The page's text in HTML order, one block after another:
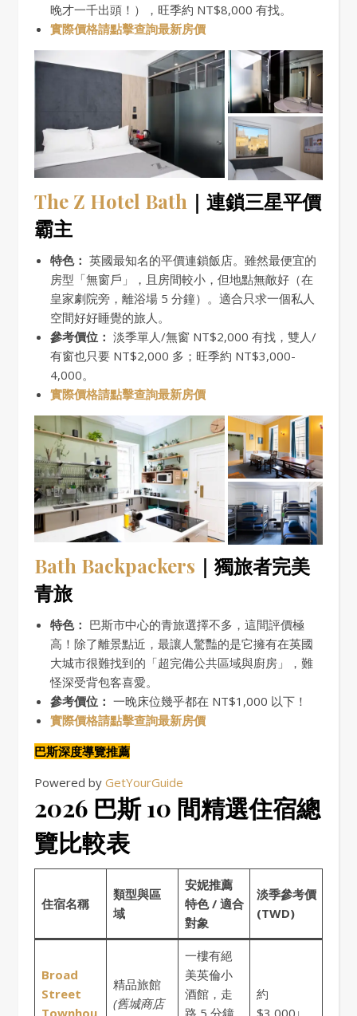
晚才一千出頭！），旺季約 NT$8,000 有找。
實際價格請點擊查詢最新房價
The Z Hotel Bath ｜連鎖三星平價
霸主
特色： 英國最知名的平價連鎖飯店。雖然最便宜的
房型「無窗戶」，且房間較小，但地點無敵好（在
皇家劇院旁，離浴場 5 分鐘）。適合只求一個私人
空間好好睡覺的旅人。
參考價位： 淡季單人/無窗 NT$2,000 有找，雙人/
有窗也只要 NT$2,000 多；旺季約 NT$3,000-
4,000。
實際價格請點擊查詢最新房價
Bath Backpackers ｜獨旅者完美
青旅
特色： 巴斯市中心的青旅選擇不多，這間評價極
高！除了離景點近，最讓人驚豔的是它擁有在英國
大城市很難找到的「超完備公共區域與廚房」，難
怪深受背包客喜愛。
參考價位： 一晚床位幾乎都在 NT$1,000 以下！
實際價格請點擊查詢最新房價
巴斯深度導覽推薦
Powered by GetYourGuide
2026 巴斯 10 間精選住宿總
覽比較表
住宿名稱
類型與區
域
安妮推薦
特色 / 適合
對象
淡季參考價
(TWD)
Broad
Street
精品旅館
(舊城商店
一樓有絕
美英倫小
酒館，走
約